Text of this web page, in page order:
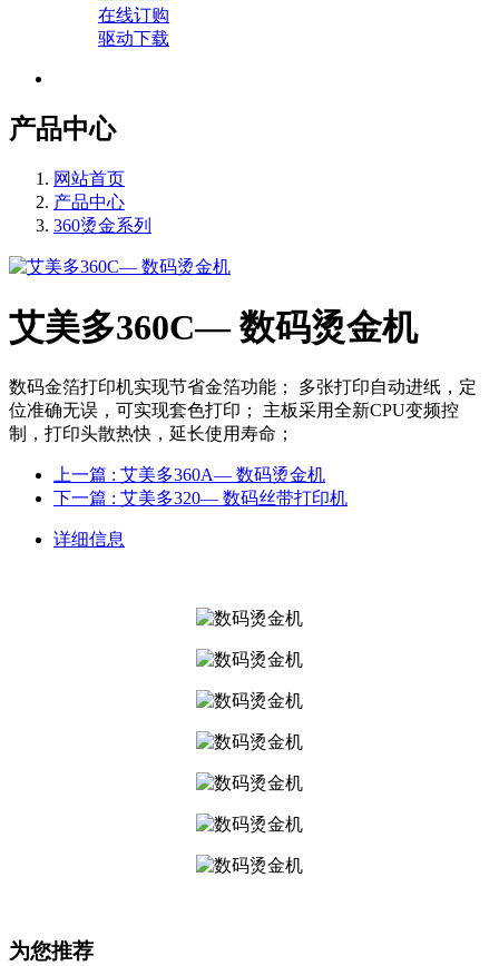
在线订购
驱动下载
产品中心
网站首页
产品中心
360烫金系列
艾美多360C— 数码烫金机
数码金箔打印机实现节省金箔功能； 多张打印自动进纸，定
位准确无误，可实现套色打印； 主板采用全新CPU变频控
制，打印头散热快，延长使用寿命；
上一篇 : 艾美多360A— 数码烫金机
下一篇 : 艾美多320— 数码丝带打印机
详细信息
为您推荐